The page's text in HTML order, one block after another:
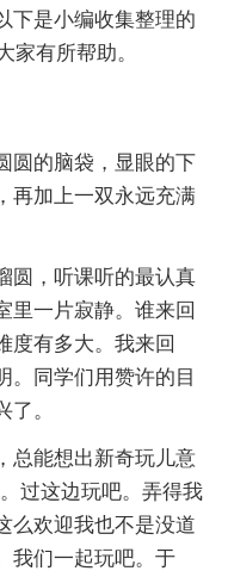
下是小编收集整理的
家有所帮助。
圆的脑袋，显眼的下
再加上一双永远充满
圆，听课听的最认真
里一片寂静。谁来回
度有多大。我来回
。同学们用赞许的目
。
总能想出新奇玩儿意
过这边玩吧。弄得我
么欢迎我也不是没道
我们一起玩吧。于